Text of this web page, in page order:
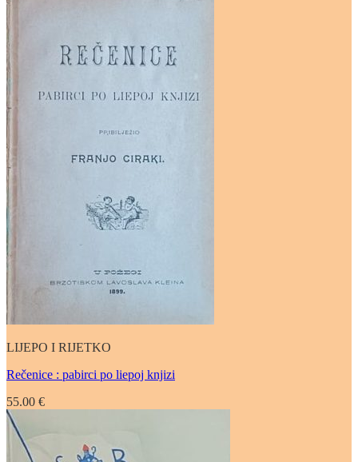
LIJEPO I RIJETKO
Rečenice : pabirci po liepoj knjizi
55.00 €